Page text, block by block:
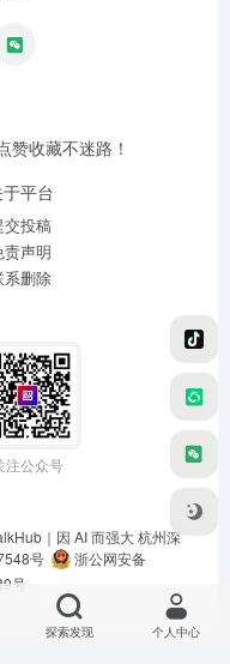
收藏不迷路！
于平台
交投稿
责声明
系删除
注公众号
｜因 AI 而强大 杭州深
号
浙公网安备
号
探索发现 个人中心